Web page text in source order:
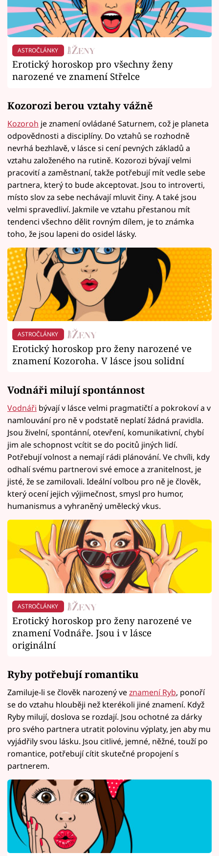
ASTROČLÁNKY
Erotický horoskop pro všechny ženy
narozené ve znamení Střelce
Kozorozi berou vztahy vážně
Kozoroh je znamení ovládané Saturnem, což je planeta
odpovědnosti a disciplíny. Do vztahů se rozhodně
nevrhá bezhlavě, v lásce si cení pevných základů a
vztahu založeného na rutině. Kozorozi bývají velmi
pracovití a zaměstnaní, takže potřebují mít vedle sebe
partnera, který to bude akceptovat. Jsou to introverti,
místo slov za sebe nechávají mluvit činy. A také jsou
velmi spravedliví. Jakmile ve vztahu přestanou mít
tendenci všechno dělit rovným dílem, je to známka
toho, že jsou lapeni do osidel lásky.
ASTROČLÁNKY
Erotický horoskop pro ženy narozené ve
znamení Kozoroha. V lásce jsou solidní
Vodnáři milují spontánnost
Vodnáři bývají v lásce velmi pragmatičtí a pokrokoví a v
namlouvání pro ně v podstatě neplatí žádná pravidla.
Jsou živelní, spontánní, otevření, komunikativní, chybí
jim ale schopnost vcítit se do pocitů jiných lidí.
Potřebují volnost a nemají rádi plánování. Ve chvíli, kdy
odhalí svému partnerovi své emoce a zranitelnost, je
jisté, že se zamilovali. Ideální volbou pro ně je člověk,
který ocení jejich výjimečnost, smysl pro humor,
humanismus a vyhraněný umělecký vkus.
ASTROČLÁNKY
Erotický horoskop pro ženy narozené ve
znamení Vodnáře. Jsou i v lásce
originální
Ryby potřebují romantiku
Zamiluje-li se člověk narozený veznamení Ryb, ponoří
se do vztahu hlouběji než kterékoli jiné znamení. Když
Ryby milují, doslova se rozdají. Jsou ochotné za dárky
pro svého partnera utratit polovinu výplaty, jen aby mu
vyjádřily svou lásku. Jsou citlivé, jemné, něžné, touží po
romantice, potřebují cítit skutečné propojení s
partnerem.